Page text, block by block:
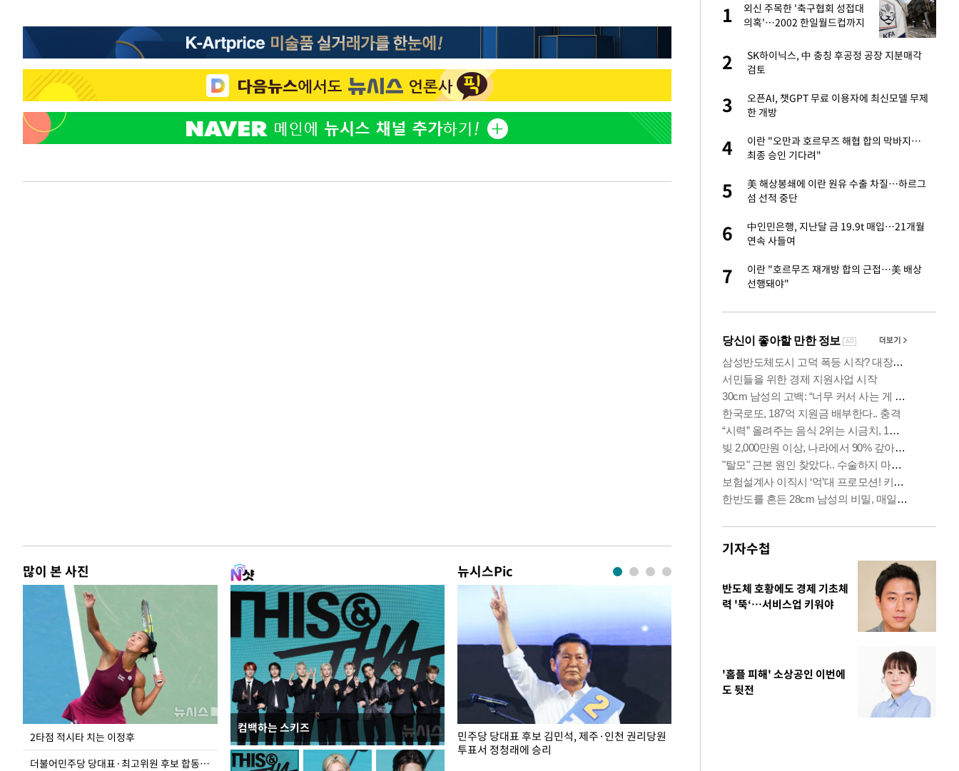
1시간 전 >
강릉에 시간당 81.4㎜ 물폭탄…도로 잠기고 담벼락 붕괴
2시간 전 >백운산서 80년근 천종산삼 9뿌리 발견…감정가 1.3억원
2시간 전 >선재도서 해루질 나섰다 실종 60대, 닷새 만에 숨진 채 발견
3시간 전 >남자 농구, 나고야 아시안게임서 '홈팀' 일본과 한일전
3시간 전 > 여수 오동도 해상서 모터보트 전복…1명 사망·1명 실종
4시간 전 >
극한폭염 한풀 꺾이지만…'낮 최고 35도' 무더위, 열대야 계속[다음주
5시간 전 >[속보]'압수수색·성접대 논란' 축구협회 "실망과 걱정 안겨드려 죄송"
많이 본 사진
2타점 적시타 치는 이정후
더불어민주당 당대표·최고위원 후보 합동연설회
컴백하는 스키즈
뉴시스Pic
이번주 국회에는 무슨 일이? [뉴시스국회토pic]
민주당 당대표 후보 김민석, 제주·인천 권리당원
투표서 정청래에 승리
2
"손 떨림 포착"…카라 한승연, 건강 괜찮나
팬들 '걱정'
3
차가원 "○○○ 까면 주변 다 죽어"…전세금
미반환 속 녹취 폭로 파장
4 용산어린이정원 앞 즐비한 근조화환, 왜?
5
외신 주목한 '축구협회 성접대 의혹'…2002
1
외신 주목한 '축구협회 성접대
의혹'…2002 한일월드컵까지
2
SK하이닉스, 中 충칭 후공정 공장 지분매각
검토
3
오픈AI, 챗GPT 무료 이용자에 최신모델 무제
한 개방
4
이란 "오만과 호르무즈 해협 합의 막바지…
최종 승인 기다려"
5
美 해상봉쇄에 이란 원유 수출 차질…하르그
섬 선적 중단
6
中인민은행, 지난달 금 19.9t 매입…21개월
연속 사들여
7
이란 "호르무즈 재개방 합의 근접…美 배상
선행돼야"
기자수첩
반도체 호황에도 경제 기초체
력 '뚝‘…서비스업 키워야
'홈플 피해' 소상공인 이번에
도 뒷전